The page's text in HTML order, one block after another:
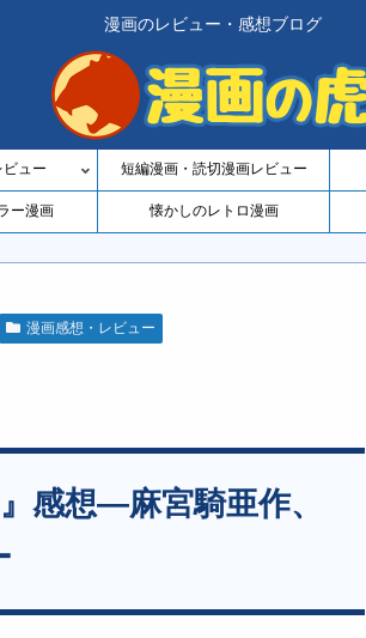
漫画のレビュー・感想ブログ
ュー 短編漫画・読切漫画レビュー
ー漫画 懐かしのレトロ漫画
漫画感想・レビュー
感想―麻宮騎亜作、